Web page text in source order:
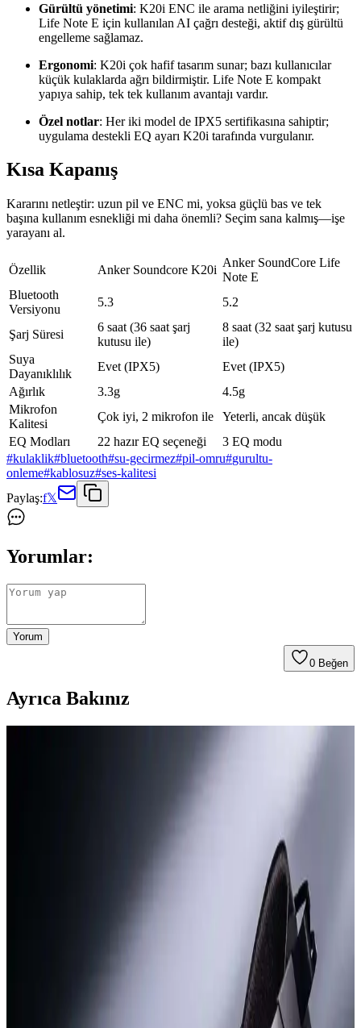
Gürültü yönetimi: K20i ENC ile arama netliğini iyileştirir;
Life Note E için kullanılan AI çağrı desteği, aktif dış gürültü
engelleme sağlamaz.
Ergonomi: K20i çok hafif tasarım sunar; bazı kullanıcılar
küçük kulaklarda ağrı bildirmiştir. Life Note E kompakt
yapıya sahip, tek tek kullanım avantajı vardır.
Özel notlar: Her iki model de IPX5 sertifikasına sahiptir;
uygulama destekli EQ ayarı K20i tarafında vurgulanır.
Kısa Kapanış
Kararını netleştir: uzun pil ve ENC mi, yoksa güçlü bas ve tek
başına kullanım esnekliği mi daha önemli? Seçim sana kalmış—işe
yarayanı al.
Özellik Anker Soundcore K20i
Anker SoundCore Life
Note E
Bluetooth
Versiyonu
5.3 5.2
Şarj Süresi
6 saat (36 saat şarj
kutusu ile)
8 saat (32 saat şarj kutusu
ile)
Suya
Dayanıklılık
Evet (IPX5)
Evet (IPX5)
Ağırlık
3.3g
4.5g
Mikrofon
Kalitesi
Çok iyi, 2 mikrofon ile
Yeterli, ancak düşük
EQ Modları
22 hazır EQ seçeneği
3 EQ modu
#kulaklik#bluetooth#su-gecirmez#pil-omru#gurultu-
onleme#kablosuz#ses-kalitesi
Paylaş:f𝕏
Yorumlar:
Yorum
0 Beğen
Ayrıca Bakınız
Samsung Galaxy Buds4 Pro İncelemesi: Yeni Sap
Samsung Galaxy Buds4 Pro, sap tasarımı ve baş hareketi desteği
gibi yeniliklerle kullanıcı deneyimini artırmayı hedefliyor. Tasarım
değişikliği ve teknik özellikler kullanıcılar arasında farklı görüşlere
Power Dong: Apple Dongle'dan 200 Kat Daha
Güçlü USB-C Kulaklık Adaptörü Tasarımı